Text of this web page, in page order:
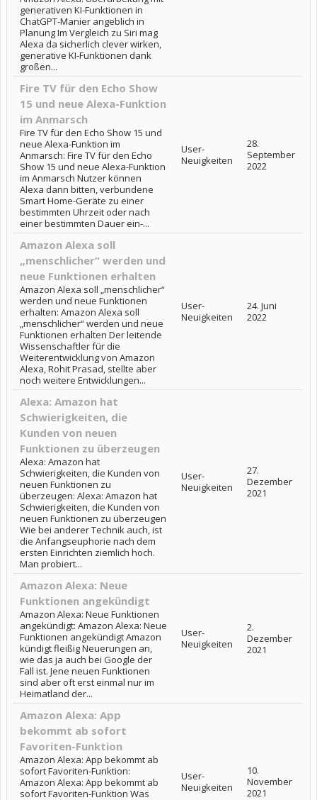
generativen KI-Funktionen in
ChatGPT-Manier angeblich in
Planung Im Vergleich zu Siri mag
Alexa da sicherlich clever wirken,
generative KI-Funktionen dank
großen...
Fire TV für den Echo Show
15 und neue Alexa-Funktion
im Anmarsch
Fire TV für den Echo Show 15 und
neue Alexa-Funktion im
Anmarsch: Fire TV für den Echo
Show 15 und neue Alexa-Funktion
im Anmarsch Nutzer können
Alexa dann bitten, verbundene
Smart Home-Geräte zu einer
bestimmten Uhrzeit oder nach
einer bestimmten Dauer ein-...
User-
Neuigkeiten
28.
September
2022
Amazon Alexa soll
„menschlicher“ werden und
neue Funktionen erhalten
Amazon Alexa soll „menschlicher“
werden und neue Funktionen
erhalten: Amazon Alexa soll
„menschlicher“ werden und neue
Funktionen erhalten Der leitende
Wissenschaftler für die
Weiterentwicklung von Amazon
Alexa, Rohit Prasad, stellte aber
noch weitere Entwicklungen...
User-
Neuigkeiten
24. Juni
2022
Alexa: Amazon hat
Schwierigkeiten, die
Kunden von neuen
Funktionen zu überzeugen
Alexa: Amazon hat
Schwierigkeiten, die Kunden von
neuen Funktionen zu
überzeugen: Alexa: Amazon hat
Schwierigkeiten, die Kunden von
neuen Funktionen zu überzeugen
Wie bei anderer Technik auch, ist
die Anfangseuphorie nach dem
ersten Einrichten ziemlich hoch.
Man probiert...
User-
Neuigkeiten
27.
Dezember
2021
Amazon Alexa: Neue
Funktionen angekündigt
Amazon Alexa: Neue Funktionen
angekündigt: Amazon Alexa: Neue
Funktionen angekündigt Amazon
kündigt fleißig Neuerungen an,
wie das ja auch bei Google der
Fall ist. Jene neuen Funktionen
sind aber oft erst einmal nur im
Heimatland der...
User-
Neuigkeiten
2.
Dezember
2021
Amazon Alexa: App
bekommt ab sofort
Favoriten-Funktion
Amazon Alexa: App bekommt ab
sofort Favoriten-Funktion:
Amazon Alexa: App bekommt ab
sofort Favoriten-Funktion Was
User-
Neuigkeiten
10.
November
2021